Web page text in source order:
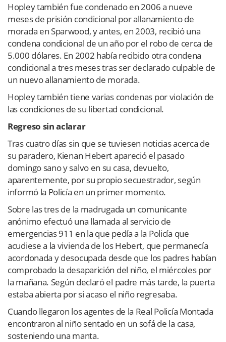
Hopley también fue condenado en 2006 a nueve
meses de prisión condicional por allanamiento de
morada en Sparwood, y antes, en 2003, recibió una
condena condicional de un año por el robo de cerca de
5.000 dólares. En 2002 había recibido otra condena
condicional a tres meses tras ser declarado culpable de
un nuevo allanamiento de morada.
Hopley también tiene varias condenas por violación de
las condiciones de su libertad condicional.
Regreso sin aclarar
Tras cuatro días sin que se tuviesen noticias acerca de
su paradero, Kienan Hebert apareció el pasado
domingo sano y salvo en su casa, devuelto,
aparentemente, por su propio secuestrador, según
informó la Policía en un primer momento.
Sobre las tres de la madrugada un comunicante
anónimo efectuó una llamada al servicio de
emergencias 911 en la que pedía a la Policía que
acudiese a la vivienda de los Hebert, que permanecía
acordonada y desocupada desde que los padres habían
comprobado la desaparición del niño, el miércoles por
la mañana. Según declaró el padre más tarde, la puerta
estaba abierta por si acaso el niño regresaba.
Cuando llegaron los agentes de la Real Policía Montada
encontraron al niño sentado en un sofá de la casa,
sosteniendo una manta.